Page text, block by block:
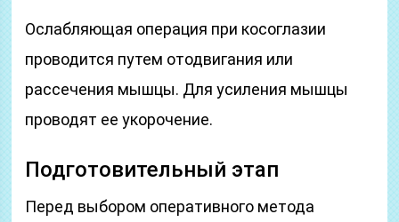
Ослабляющая операция при косоглазии
проводится путем отодвигания или
рассечения мышцы. Для усиления мышцы
проводят ее укорочение.
Подготовительный этап
Перед выбором оперативного метода